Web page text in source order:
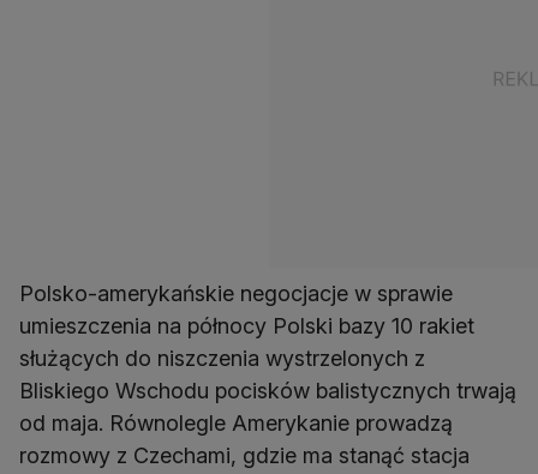
Polsko-amerykańskie negocjacje w sprawie
umieszczenia na północy Polski bazy 10 rakiet
służących do niszczenia wystrzelonych z
Bliskiego Wschodu pocisków balistycznych trwają
od maja. Równolegle Amerykanie prowadzą
rozmowy z Czechami, gdzie ma stanąć stacja